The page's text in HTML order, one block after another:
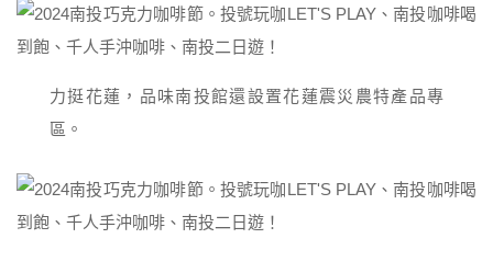
力挺花蓮，品味南投館還設置花蓮震災農特產品專
區。